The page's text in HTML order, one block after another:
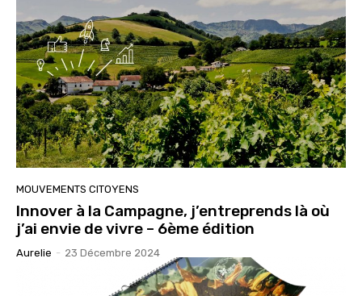
MOUVEMENTS CITOYENS
Innover à la Campagne, j’entreprends là où
j’ai envie de vivre – 6ème édition
Aurelie - 23 Décembre 2024